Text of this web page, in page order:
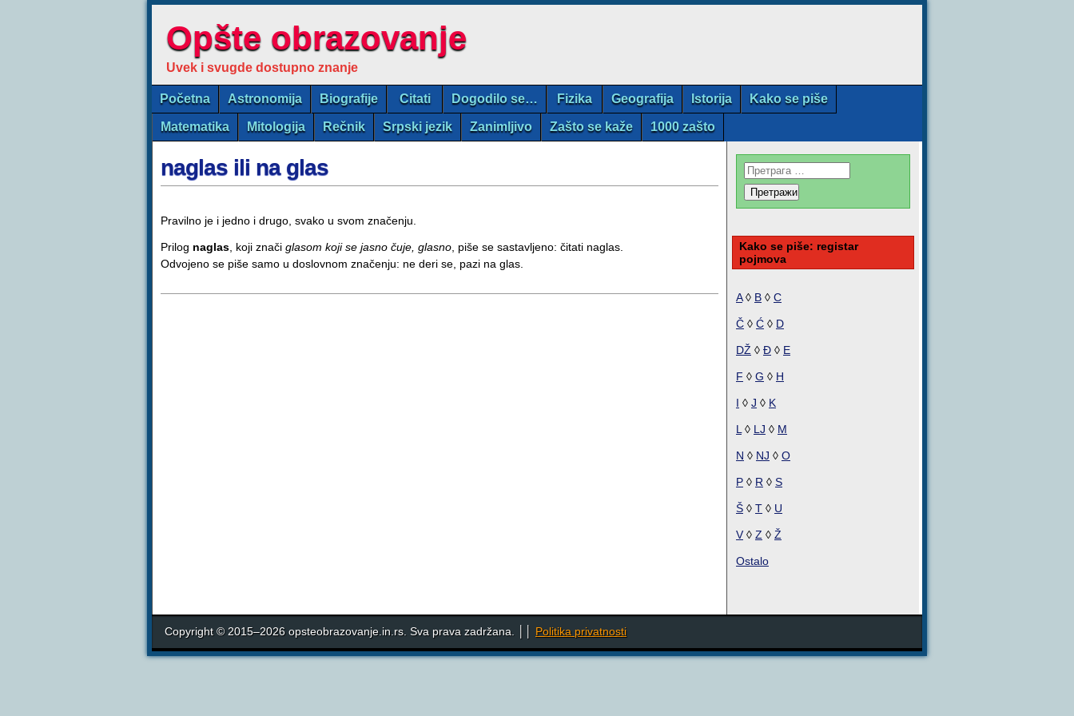
Opšte obrazovanje
Uvek i svugde dostupno znanje
Početna Astronomija Biografije Citati Dogodilo se… Fizika Geografija Istorija Kako se piše
Matematika Mitologija Rečnik Srpski jezik Zanimljivo Zašto se kaže 1000 zašto
naglas ili na glas
Pravilno je i jedno i drugo, svako u svom značenju.
Prilog naglas , koji znači glasom koji se jasno čuje, glasno , piše se sastavljeno: čitati naglas.
Odvojeno se piše samo u doslovnom značenju: ne deri se, pazi na glas.
Kako se piše: registar
pojmova
A◊ B ◊ C
Č ◊ Ć ◊ D
DŽ ◊ Đ ◊ E
F ◊ G ◊ H
I ◊ J ◊ K
L ◊ LJ ◊ M
N ◊ NJ ◊ O
P ◊ R ◊ S
Š ◊ T ◊ U
V ◊ Z ◊ Ž
Ostalo
Copyright © 2015–2026 opsteobrazovanje.in.rs. Sva prava zadržana. ││ Politika privatnosti